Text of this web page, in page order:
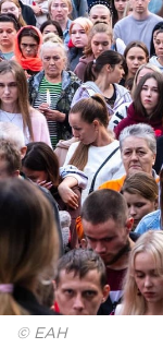
© ЕАН